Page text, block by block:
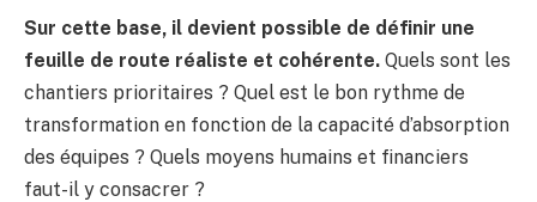
Sur cette base, il devient possible de définir une
feuille de route réaliste et cohérente. Quels sont les
chantiers prioritaires ? Quel est le bon rythme de
transformation en fonction de la capacité d’absorption
des équipes ? Quels moyens humains et financiers
faut-il y consacrer ?